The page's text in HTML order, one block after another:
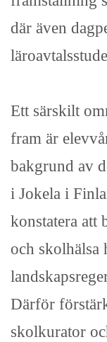
där även
Ett särskilt
fram är
bakgrund av
i Jokela i
konstatera att
och skolhälsa
Därför
skolkurator